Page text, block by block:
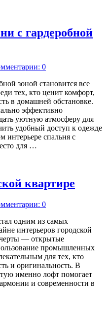
с гардеробной
0
зоной становится все
тех, кто ценит комфорт,
в домашней обстановке.
эффективно
уютную атмосферу для
удобный доступ к одежде
спальня с
для …
квартире
0
одним из самых
интерьеров городской
— открытые
промышленных
для тех, кто
и оригинальность. В
именно лофт помогает
и современности в